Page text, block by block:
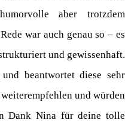
aber trotzdem
war auch genau so – es
und gewissenhaft.
beantwortet diese sehr
und würden
Dank Nina für deine tolle